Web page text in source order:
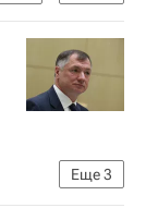
Еще3